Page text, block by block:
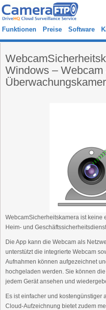
Funktionen Preise Software
Windows – Webcam
WebcamSicherheitskamera ist keine
Heim- und
Die App kann die Webcam als
unterstützt die integrierte Webcam
Aufnahmen können aufgezeichnet
hochgeladen werden. Sie können
jedem Gerät ansehen und
Es ist einfacher und kostengünstiger
Cloud-Aufzeichnung bietet zudem